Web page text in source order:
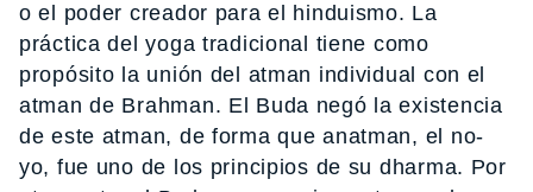
o el poder creador para el hinduismo. La
práctica del yoga tradicional tiene como
propósito la unión del atman individual con el
atman de Brahman. El Buda negó la existencia
de este atman, de forma que anatman, el no-
yo, fue uno de los principios de su dharma. Por